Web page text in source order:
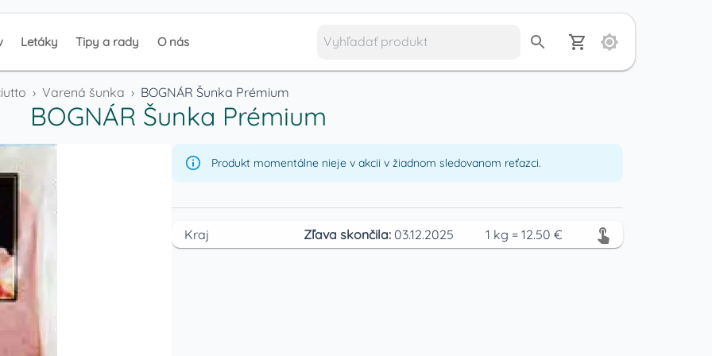
Letáky Tipy a rady O nás
› Varená šunka › BOGNÁR Šunka Prémium
BOGNÁR Šunka Prémium
Produkt momentálne nieje v akcii v žiadnom sledovanom reťazci.
Kraj Zľava skončila: 03.12.2025 1 kg = 12.50 €